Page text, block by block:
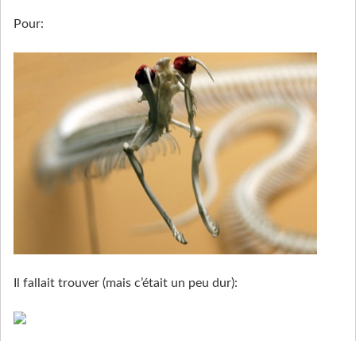
Pour:
Il fallait trouver (mais c’était un peu dur):